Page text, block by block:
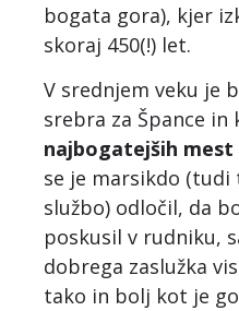
bogata gora), kjer
skoraj 450(!) let.
V srednjem veku je
srebra za Špance
najbogatejših mest
se je marsikdo
službo) odločil, da
poskusil v rudniku,
dobrega zaslužka
tako in bolj kot je